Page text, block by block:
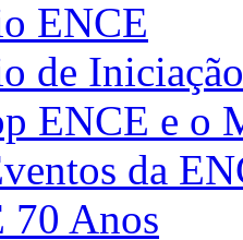
ENCE
de
ENCE e o
da
70 Anos